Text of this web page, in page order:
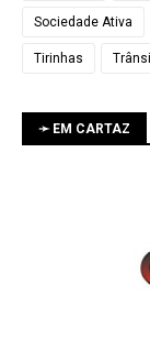
Sociedade Ativa
Tirinhas
➛ EM CARTAZ